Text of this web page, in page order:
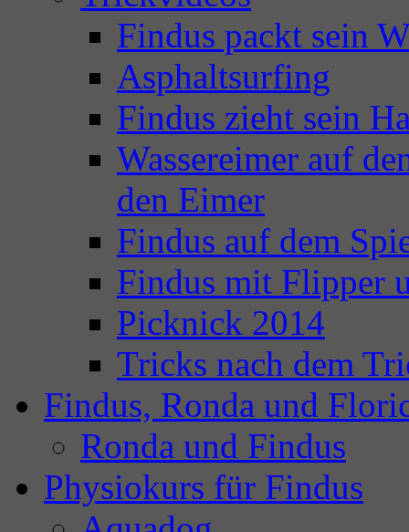
Findus packt sein
Asphaltsurfing
Findus zieht sein
Wassereimer auf
den Eimer
Findus auf dem
Findus mit Flipper
Picknick 2014
Tricks nach dem
Findus, Ronda und
Ronda und Findus
Physiokurs für Findus